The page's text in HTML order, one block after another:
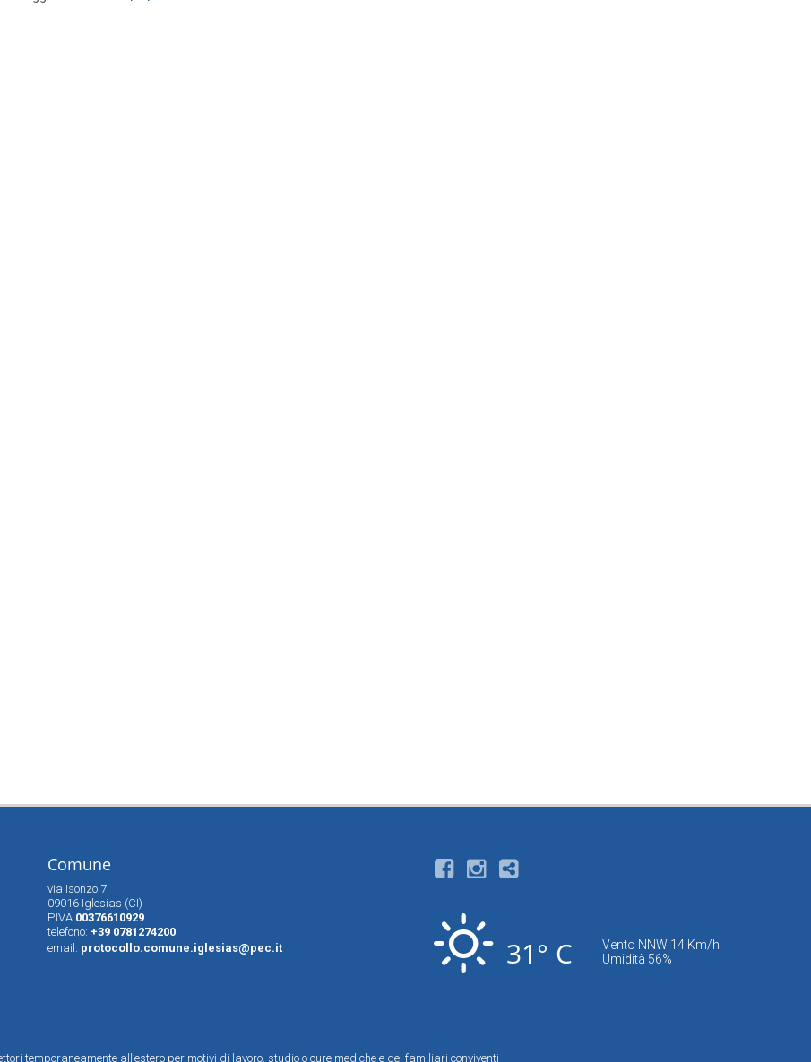
Comune
via Isonzo 7
09016 Iglesias (CI)
P.IVA 00376610929
telefono: +39 0781274200
email: protocollo.comune.iglesias@pec.it 31° C
Vento NNW 14 Km/h
Umidità 56%
temporaneamente all’estero per motivi di lavoro, studio o cure mediche e dei familiari conviventi